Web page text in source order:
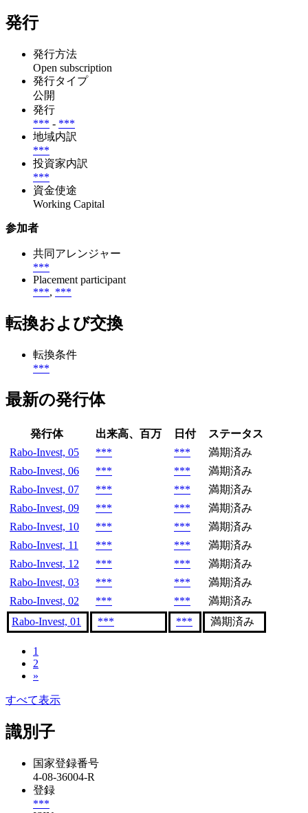
発行
発行方法
Open subscription
発行タイプ
公開
発行
*** - ***
地域内訳
***
投資家内訳
***
資金使途
Working Capital
参加者
共同アレンジャー
***
Placement participant
***, ***
転換および交換
転換条件
***
最新の発行体
発行体 出来高、百万 日付
ステータス
Rabo-Invest, 05
*** ***
満期済み
Rabo-Invest, 06
*** ***
満期済み
Rabo-Invest, 07
*** ***
満期済み
Rabo-Invest, 09
*** ***
満期済み
Rabo-Invest, 10
*** ***
満期済み
Rabo-Invest, 11
*** ***
満期済み
Rabo-Invest, 12
*** ***
満期済み
Rabo-Invest, 03
*** ***
満期済み
Rabo-Invest, 02
*** ***
満期済み
Rabo-Invest, 01
*** *** 満期済み
1
2
»
すべて表示
識別子
国家登録番号
4-08-36004-R
登録
***